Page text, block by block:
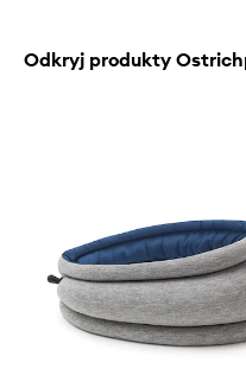
Odkryj produkty